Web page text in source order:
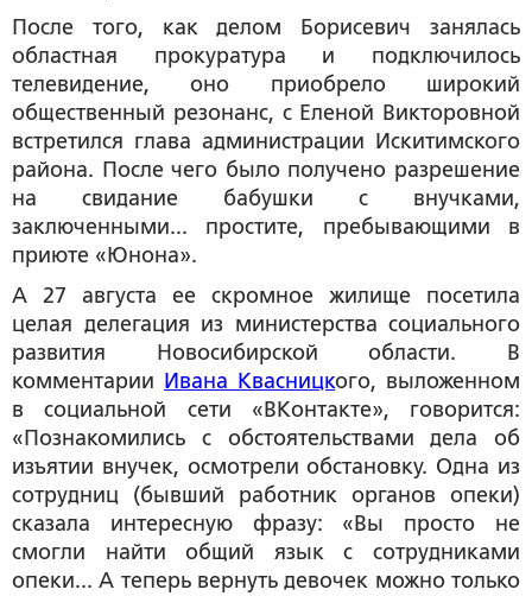
После того, как делом Борисевич занялась
областная прокуратура и подключилось
телевидение, оно приобрело широкий
общественный резонанс, с Еленой Викторовной
встретился глава администрации Искитимского
района. После чего было получено разрешение
на свидание бабушки с внучками,
заключенными... простите, пребывающими в
приюте «Юнона».
А 27 августа ее скромное жилище посетила
целая делегация из министерства социального
развития Новосибирской области. В
комментарии Ивана Квасницкого, выложенном
в социальной сети «ВКонтакте», говорится:
«Познакомились с обстоятельствами дела об
изъятии внучек, осмотрели обстановку. Одна из
сотрудниц (бывший работник органов опеки)
сказала интересную фразу: «Вы просто не
смогли найти общий язык с сотрудниками
опеки... А теперь вернуть девочек можно только